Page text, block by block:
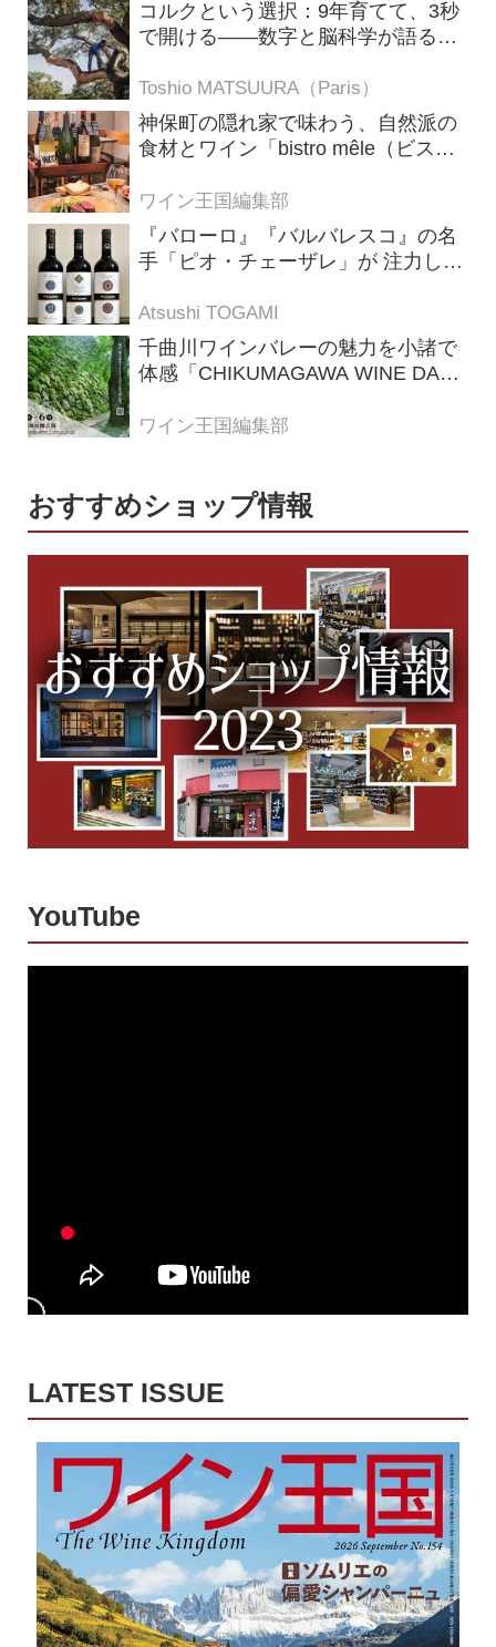
コルクという選択：9年育てて、3秒
で開ける——数字と脳科学が語る栓
Toshio MATSUURA（Paris）
神保町の隠れ家で味わう、自然派の
食材とワイン「bistro mêle（ビスト
ワイン王国編集部
『バローロ』『バルバレスコ』の名
手「ピオ・チェーザレ」が 注力し
畑）”シリーズ！
Atsushi TOGAMI
千曲川ワインバレーの魅力を小諸で
体感「CHIKUMAGAWA WINE DAYS
ワイン王国編集部
おすすめショップ情報
YouTube
LATEST ISSUE